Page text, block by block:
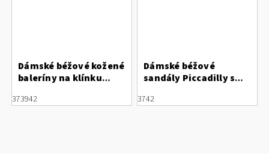
Dámské béžové kožené
baleríny na klínku
špičkou
373942
Dámské béžové
sandály Piccadilly s
571019-2
3742